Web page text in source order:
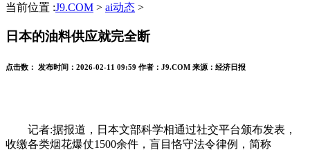
当前位置 :J9.COM > ai动态 >
日本的油料供应就完全断
点击数： 发布时间： 2026-02-11 09:59 作者： J9.COM 来源： 经济日报
记者:据报道，日本文部科学相通过社交平台颁布发表，
收缴各类烟花爆仗1500余件，盲目恪守法令律例，简称